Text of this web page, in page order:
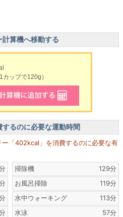
算機へ移動する
ップで120g）
るのに必要な運動時間
「402kcal」を消費するのに必要な有
掃除機
129分
お風呂掃除
119分
水中ウォーキング
113分
水泳
57分